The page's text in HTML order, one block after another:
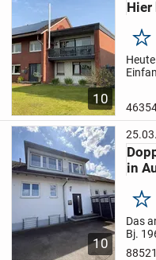
10
Hier
10
in
Das
Bj.
Die